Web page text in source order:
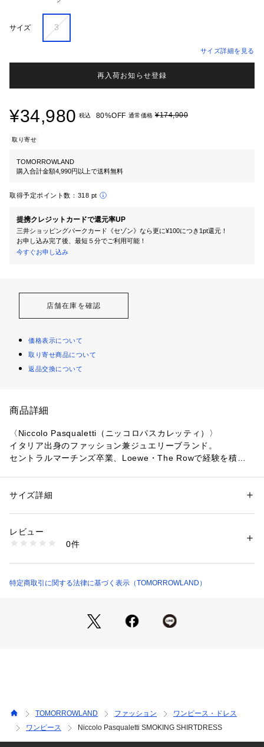
サイズ 3
サイズ詳細を見る
再入荷お知らせ登録
¥34,980 税込 80%OFF 通常価格 ¥174,900
取り寄せ
TOMORROWLAND
購入合計金額4,990円以上で送料無料
取得予定ポイント数： 318 pt
提携クレジットカードで還元率UP
三井ショッピングパークカード《セゾン》なら更に¥100につき1pt還元！
お申し込み完了後、最短５分でご利用可能！
今すぐお申し込み
店舗在庫を確認
価格表示について
取り寄せ商品について
返品交換について
商品詳細
〈Niccolo Pasqualetti（ニッコロパスカレッティ）〉
イタリア出身のファッション兼ジュエリーブランド。
セントラルマーチンズ卒業、Loewe・The Rowで経験を積ん
全に受け入れていることが特徴である。
さい
店舗にお問い合わせの際は、下記の商品番号をお申し付けくだ
性別：レディース
素材：綿100％
洗濯：洗濯不可、漂白不可、タンブル乾燥不可、アイロン仕上げ可、ドラ
イ可、ウエットクリーニング不可
商品番号：1095000024203 （モール）
サイズ詳細
レビュー
0件
特定商取引に関する法律に基づく表示（TOMORROWLAND）
TOMORROWLAND ファッション
ワンピース・ドレス
ワンピース
Niccolo Pasqualetti SMOKING SHIRTDRESS